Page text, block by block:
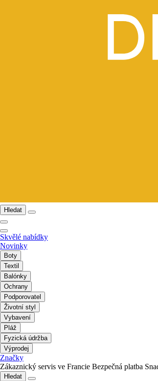
Hledat
Skvělé nabídky
Novinky
Boty
Textil
Balónky
Ochrany
Podporovatel
Životní styl
Vybavení
Pláž
Fyzická údržba
Výprodej
Značky
Zákaznický servis ve Francie Bezpečná platba
Hledat